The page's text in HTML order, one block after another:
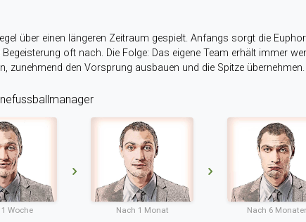
über einen längeren Zeitraum gespielt. Anfangs sorgt die
oft nach. Die Folge: Das eigene Team erhält immer
zunehmend den Vorsprung ausbauen und die Spitze
Woche Nach 1 Monat Nach 6